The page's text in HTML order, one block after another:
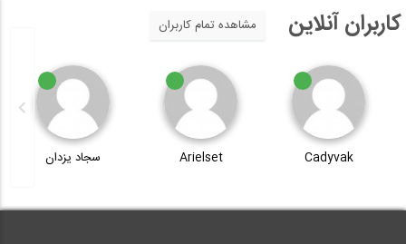
کاربران آنلاین مشاهده تمام کاربران
Cadyvak
Arielset سجاد یزدان